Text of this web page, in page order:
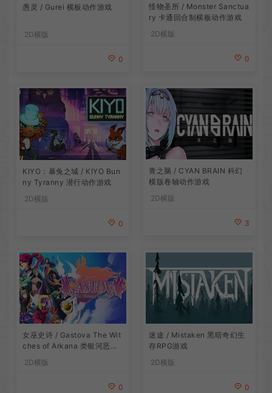
愚灵 / Gurei 横板动作游戏
2D横版
0
怪物圣所 / Monster Sanctua
ry 卡通回合制横板动作游戏
2D横版
0
KIYO：暴兔之城 / KIYO Bun
ny Tyranny 潜行动作游戏
2D横版
0
青之脑 / CYAN BRAIN 科幻
横版卷轴动作游戏
2D横版
3
女巫史诗 / Gastova The Wit
ches of Arkana 类银河恶魔
城动作游戏
2D横版
0
迷途 / Mistaken 黑暗奇幻生
存RPG游戏
2D横版
0